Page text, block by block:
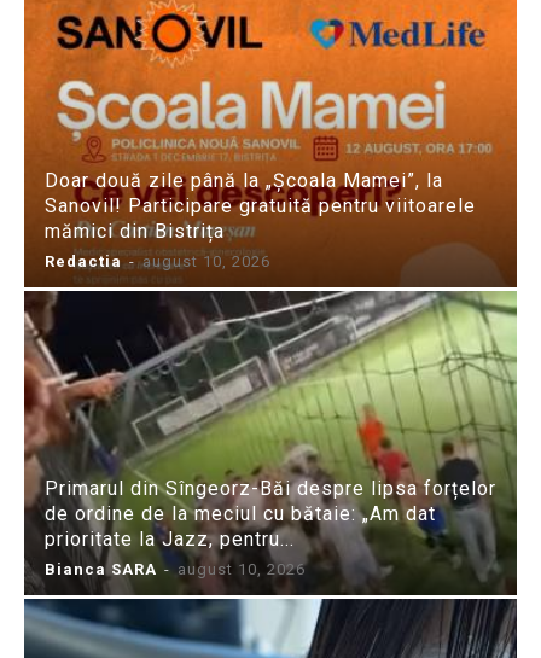
Doar două zile până la „Școala Mamei”, la
Sanovil! Participare gratuită pentru viitoarele
mămici din Bistrița
Redactia - august 10, 2026
Primarul din Sîngeorz-Băi despre lipsa forțelor
de ordine de la meciul cu bătaie: „Am dat
prioritate la Jazz, pentru...
Bianca SARA - august 10, 2026